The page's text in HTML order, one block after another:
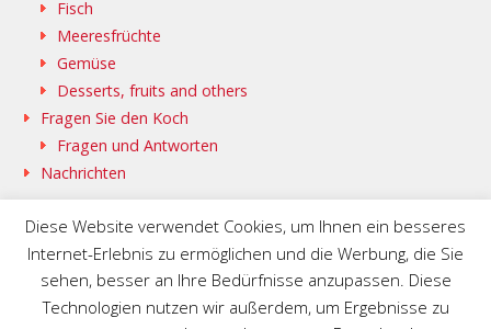
Fisch
Meeresfrüchte
Gemüse
Desserts, fruits and others
Fragen Sie den Koch
Fragen und Antworten
Nachrichten
SAMMIC WEB @DE
BASQUESTAGE @DE
FLEISCHMANN\’S COOKING GROUP @DE
Diese Website verwendet Cookies, um Ihnen ein besseres
Internet-Erlebnis zu ermöglichen und die Werbung, die Sie
sehen, besser an Ihre Bedürfnisse anzupassen. Diese
Technologien nutzen wir außerdem, um Ergebnisse zu